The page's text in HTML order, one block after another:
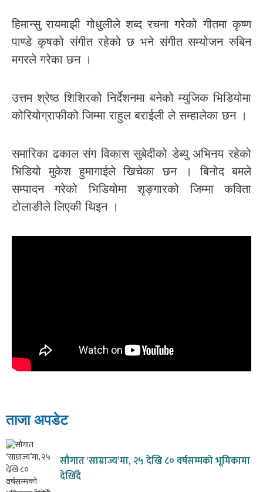
हिमान्सु रायमाझी गोधुलीले शब्द रचना गरेको गीतमा कृष्ण
पाण्डे कृषको संगीत रहेको छ भने संगीत सम्योजन रुबिन
मगरले गरेका छन ।
उत्तम श्रेष्ठ शिशिरको निर्देशनमा बनेको म्युजिक भिडियोमा
कोरियोग्राफीको जिम्मा राहुल बराईली ले सम्हालेका छन ।
समारिका ढकाल संग विकास सुबेदीको डेब्यु अभिनय रहेको
भिडियो मुकेश हुमागाईले खिचेका छन । बिनोद बमले
सम्पादन गरेको भिडियोमा शृङ्गारको जिम्मा कविता
टोलाङीले लिएकी थिइन ।
ताजा अपडेट
सौगात ‘साम्राज्य’मा, २५ देखि ८० वर्षसम्मको भूमिकामा
देखिँदै